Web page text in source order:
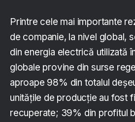
Printre cele mai importante
de companie, la nivel global,
din energia electrică utilizată
globale provine din surse
aproape 98% din totalul
unitățile de producție au fost
recuperate; 39% din profitul